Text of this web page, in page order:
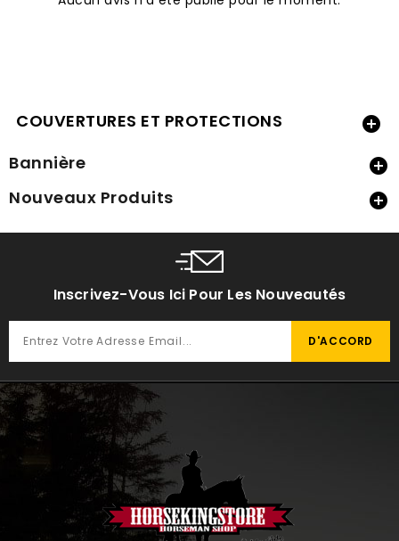
COUVERTURES ET PROTECTIONS 
Bannière 
Nouveaux Produits 
Inscrivez-Vous Ici Pour Les Nouveautés